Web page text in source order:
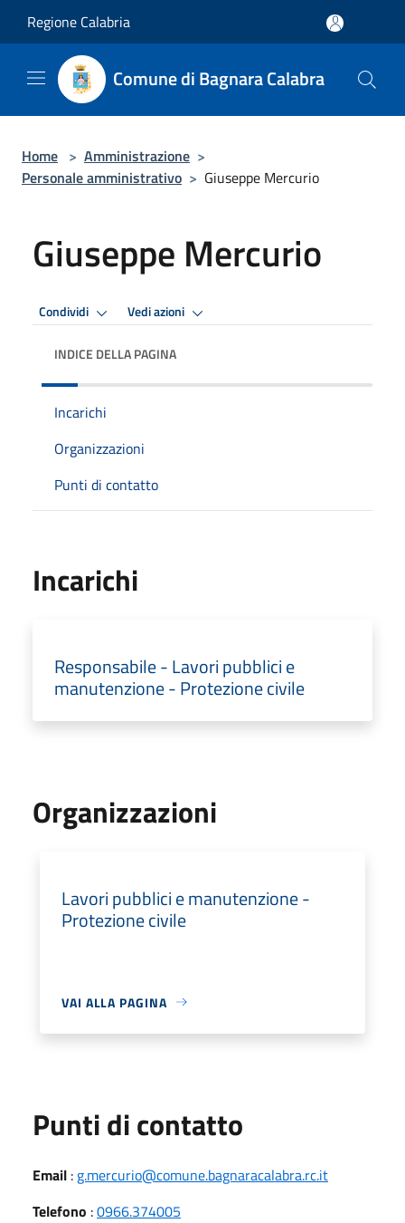
Regione Calabria
Comune di Bagnara Calabra
Home > Amministrazione >
Personale amministrativo > Giuseppe Mercurio
Giuseppe Mercurio
Condividi Vedi azioni
INDICE DELLA PAGINA
Incarichi
Organizzazioni
Punti di contatto
Incarichi
Responsabile - Lavori pubblici e
manutenzione - Protezione civile
Organizzazioni
Lavori pubblici e manutenzione -
Protezione civile
VAI ALLA PAGINA
Punti di contatto
Email : g.mercurio@comune.bagnaracalabra.rc.it
Telefono :0966.374005